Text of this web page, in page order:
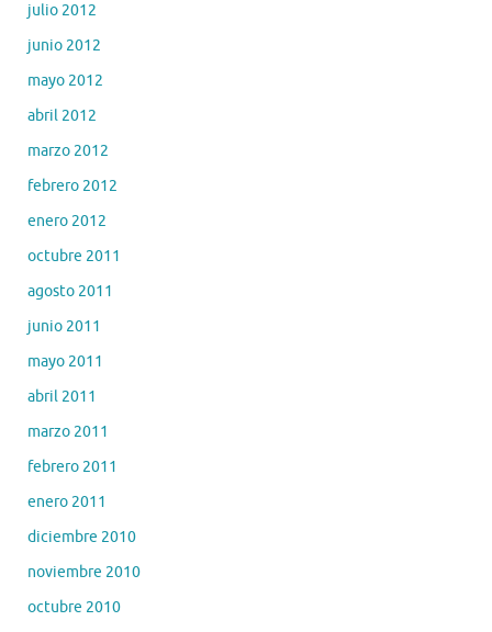
julio 2012
junio 2012
mayo 2012
abril 2012
marzo 2012
febrero 2012
enero 2012
octubre 2011
agosto 2011
junio 2011
mayo 2011
abril 2011
marzo 2011
febrero 2011
enero 2011
diciembre 2010
noviembre 2010
octubre 2010